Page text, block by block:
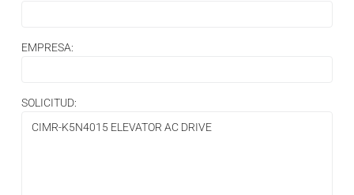
EMPRESA:
SOLICITUD: